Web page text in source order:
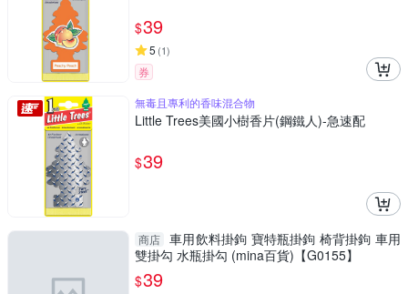
$39
5 (1)
券
無毒且專利的香味混合物
Little Trees美國小樹香片(鋼鐵人)-急速配
$39
商店 車用飲料掛鉤 寶特瓶掛鉤 椅背掛鉤 車用
雙掛勾 水瓶掛勾 (mina百貨)【G0155】
$39